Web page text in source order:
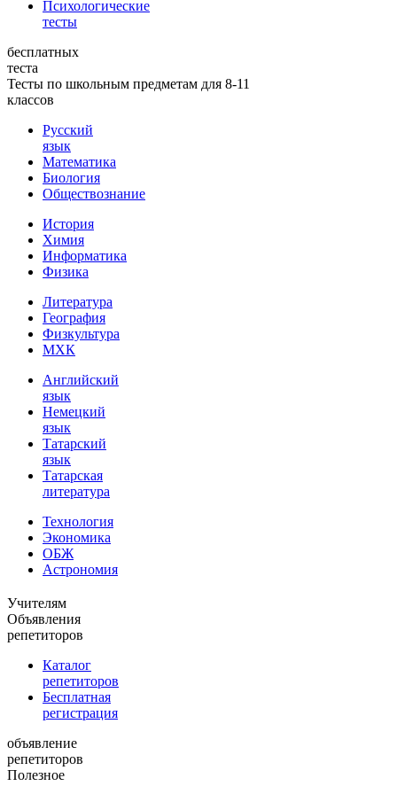
Психологические
тесты
бесплатных
теста
Тесты по школьным предметам для 8-11
классов
Русский
язык
Математика
Биология
Обществознание
История
Химия
Информатика
Физика
Литература
География
Физкультура
МХК
Английский
язык
Немецкий
язык
Татарский
язык
Татарская
литература
Технология
Экономика
ОБЖ
Астрономия
Учителям
Объявления
репетиторов
Каталог
репетиторов
Бесплатная
регистрация
объявление
репетиторов
Полезное